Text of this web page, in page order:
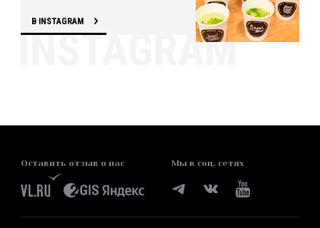
В INSTAGRAM
Оставить отзыв о нас Мы в соц. сетях